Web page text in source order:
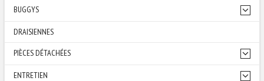
BUGGYS
DRAISIENNES
PIÈCES DÉTACHÉES
ENTRETIEN